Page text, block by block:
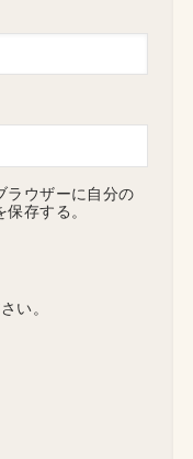
ラウザーに自分の
存する。
い。